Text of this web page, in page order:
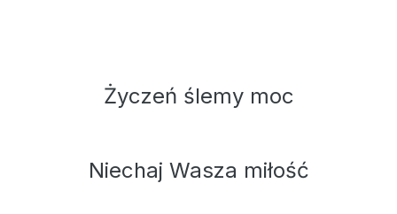
Życzeń ślemy moc
Niechaj Wasza miłość